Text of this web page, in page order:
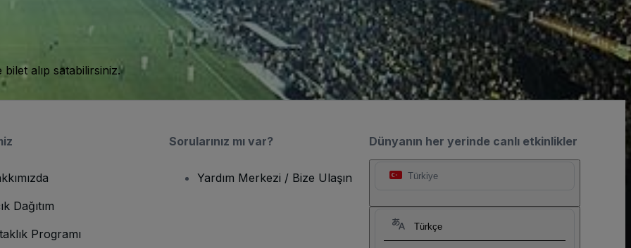
alıp satabilirsiniz.
Dünyanın her yerinde canlı etkinlikler
Türkiye
Türkçe
Dağıtım
Programı
Sorularınız mı var?
Yardım Merkezi / Bize Ulaşın